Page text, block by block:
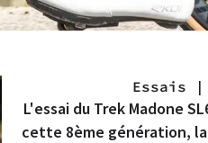
Essais |
L'essai du Trek Madone
cette 8ème génération,